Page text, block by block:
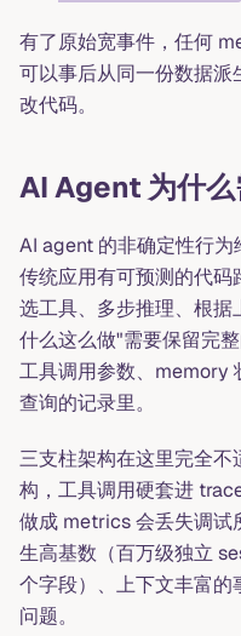
有了原始宽事件，任何
可以事后从同一份数据
改代码。
AI Agent 为什
AI agent 的非确定性行为
传统应用有可预测的代
选工具、多步推理、根
什么这么做"需要保留完
工具调用参数、
查询的记录里。
三支柱架构在这里完全
构，工具调用硬套进
做成 metrics 会丢失调试
生高基数（百万级独立
个字段）、上下文丰富
问题。